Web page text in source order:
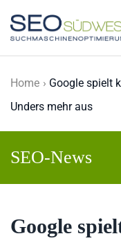
Skip to main
Home
Google spielt
Unders mehr aus
SEO-News
Google